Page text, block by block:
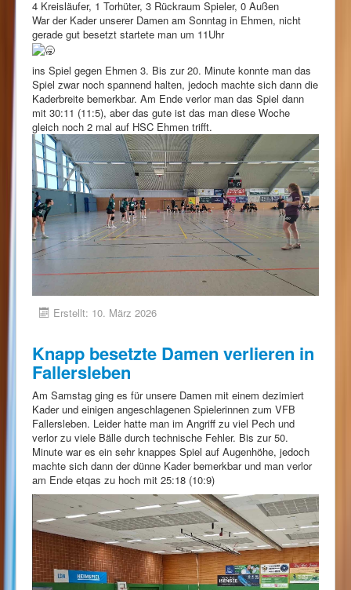
4 Kreisläufer, 1 Torhüter, 3 Rückraum Spieler, 0 Außen
War der Kader unserer Damen am Sonntag in Ehmen, nicht
gerade gut besetzt startete man um 11Uhr
ins Spiel gegen Ehmen 3. Bis zur 20. Minute konnte man das
Spiel zwar noch spannend halten, jedoch machte sich dann die
Kaderbreite bemerkbar. Am Ende verlor man das Spiel dann
mit 30:11 (11:5), aber das gute ist das man diese Woche
gleich noch 2 mal auf HSC Ehmen trifft.
Erstellt: 10. März 2026
Knapp besetzte Damen verlieren in
Fallersleben
Am Samstag ging es für unsere Damen mit einem dezimiert
Kader und einigen angeschlagenen Spielerinnen zum VFB
Fallersleben. Leider hatte man im Angriff zu viel Pech und
verlor zu viele Bälle durch technische Fehler. Bis zur 50.
Minute war es ein sehr knappes Spiel auf Augenhöhe, jedoch
machte sich dann der dünne Kader bemerkbar und man verlor
am Ende etqas zu hoch mit 25:18 (10:9)